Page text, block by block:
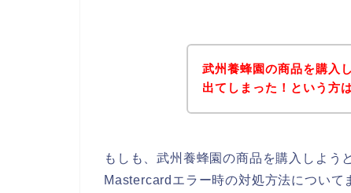
武州養蜂園の商品を購入
出てしまった！という方
もしも、武州養蜂園の商品を購入しよう
Mastercardエラー時の対処方法について